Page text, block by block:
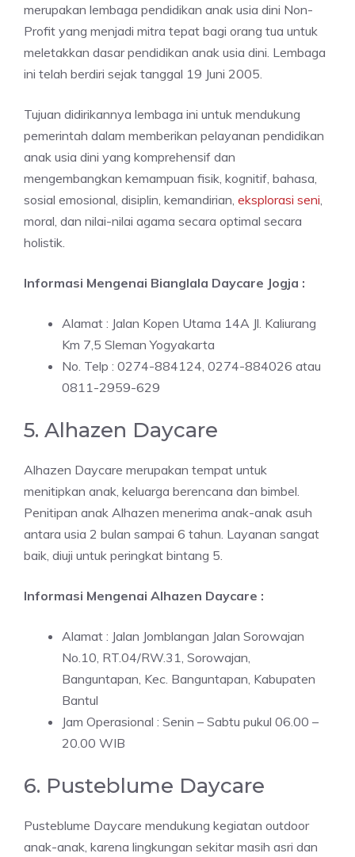
merupakan lembaga pendidikan anak usia dini Non-
Profit yang menjadi mitra tepat bagi orang tua untuk
meletakkan dasar pendidikan anak usia dini. Lembaga
ini telah berdiri sejak tanggal 19 Juni 2005.
Tujuan didirikannya lembaga ini untuk mendukung
pemerintah dalam memberikan pelayanan pendidikan
anak usia dini yang komprehensif dan
mengembangkan kemampuan fisik, kognitif, bahasa,
sosial emosional, disiplin, kemandirian, eksplorasi seni
moral, dan nilai-nilai agama secara optimal secara
holistik.
Informasi Mengenai Bianglala Daycare Jogja :
Alamat : Jalan Kopen Utama 14A Jl. Kaliurang
Km 7,5 Sleman Yogyakarta
No. Telp : 0274-884124, 0274-884026 atau
0811-2959-629
5. Alhazen Daycare
Alhazen Daycare merupakan tempat untuk
menitipkan anak, keluarga berencana dan bimbel.
Penitipan anak Alhazen menerima anak-anak asuh
antara usia 2 bulan sampai 6 tahun. Layanan sangat
baik, diuji untuk peringkat bintang 5.
Informasi Mengenai Alhazen Daycare :
Alamat : Jalan Jomblangan Jalan Sorowajan
No.10, RT.04/RW.31, Sorowajan,
Banguntapan, Kec. Banguntapan, Kabupaten
Bantul
Jam Operasional : Senin – Sabtu pukul 06.00 –
20.00 WIB
6. Pusteblume Daycare
Pusteblume Daycare mendukung kegiatan outdoor
anak-anak, karena lingkungan sekitar masih asri dan